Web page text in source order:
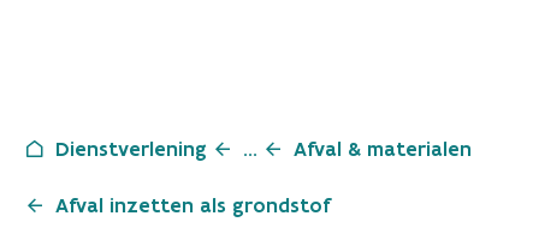
Dienstverlening ... Afval & materialen
Afval inzetten als grondstof